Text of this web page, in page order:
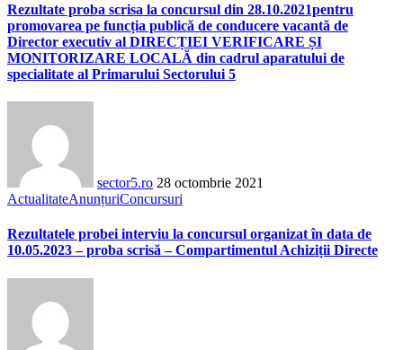
Rezultate proba scrisa la concursul din 28.10.2021pentru
promovarea pe funcția publică de conducere vacantă de
Director executiv al DIRECȚIEI VERIFICARE ȘI
MONITORIZARE LOCALĂ din cadrul aparatului de
specialitate al Primarului Sectorului 5
sector5.ro 28 octombrie 2021
ActualitateAnunțuriConcursuri
Rezultatele probei interviu la concursul organizat în data de
10.05.2023 – proba scrisă – Compartimentul Achiziții Directe